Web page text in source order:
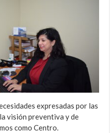
expresadas por las
visión preventiva y de
como Centro.